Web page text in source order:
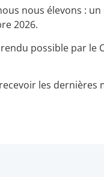
nous élevons :
2026.
possible par le
les dernières